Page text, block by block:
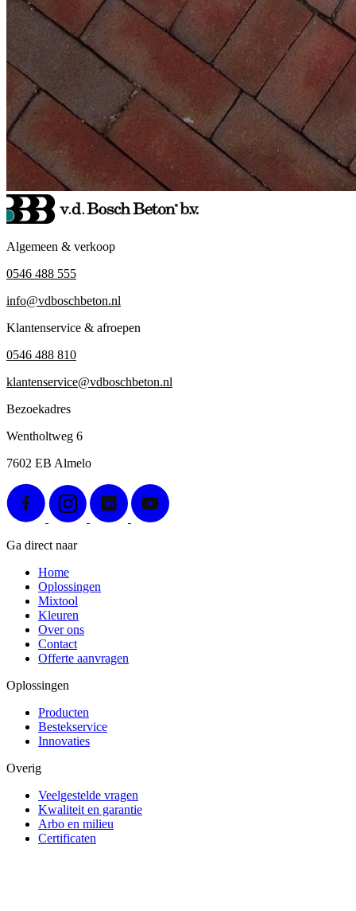
Algemeen & verkoop
0546 488 555
info@vdboschbeton.nl
Klantenservice & afroepen
0546 488 810
klantenservice@vdboschbeton.nl
Bezoekadres
Wentholtweg 6
7602 EB Almelo
Ga direct naar
Home
Oplossingen
Mixtool
Kleuren
Over ons
Contact
Offerte aanvragen
Oplossingen
Producten
Bestekservice
Innovaties
Overig
Veelgestelde vragen
Kwaliteit en garantie
Arbo en milieu
Certificaten